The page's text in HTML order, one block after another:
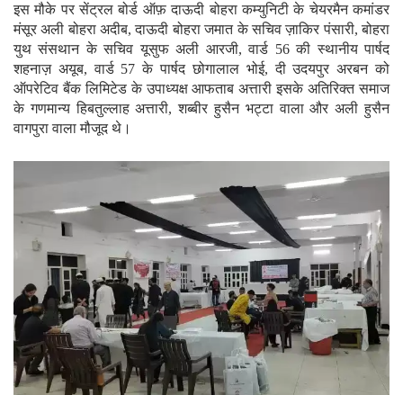
इस मौके पर सेंट्रल बोर्ड ऑफ़ दाऊदी बोहरा कम्युनिटी के चेयरमैन कमांडर
मंसूर अली बोहरा अदीब, दाऊदी बोहरा जमात के सचिव ज़ाकिर पंसारी, बोहरा
युथ संसथान के सचिव यूसुफ अली आरजी, वार्ड 56 की स्थानीय पार्षद
शहनाज़ अयूब, वार्ड 57 के पार्षद छोगालाल भोई, दी उदयपुर अरबन को
ऑपरेटिव बैंक लिमिटेड के उपाध्यक्ष आफताब अत्तारी इसके अतिरिक्त समाज
के गणमान्य हिबतुल्लाह अत्तारी, शब्बीर हुसैन भट्टा वाला और अली हुसैन
वागपुरा वाला मौजूद थे।